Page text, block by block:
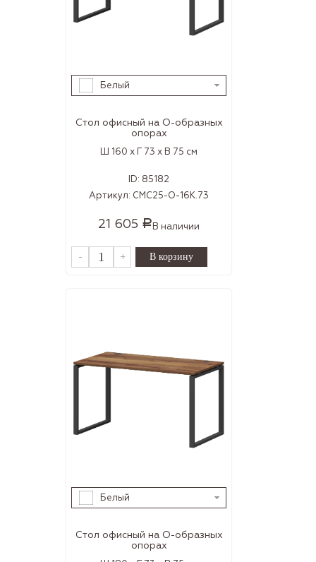
Белый
Стол офисный на О-образных
опорах
Ш 160 x Г 73 x В 75 см
ID: 85182
Артикул: СМС25-О-16К.73
21 605 Р В наличии
- +
Белый
Стол офисный на О-образных
опорах